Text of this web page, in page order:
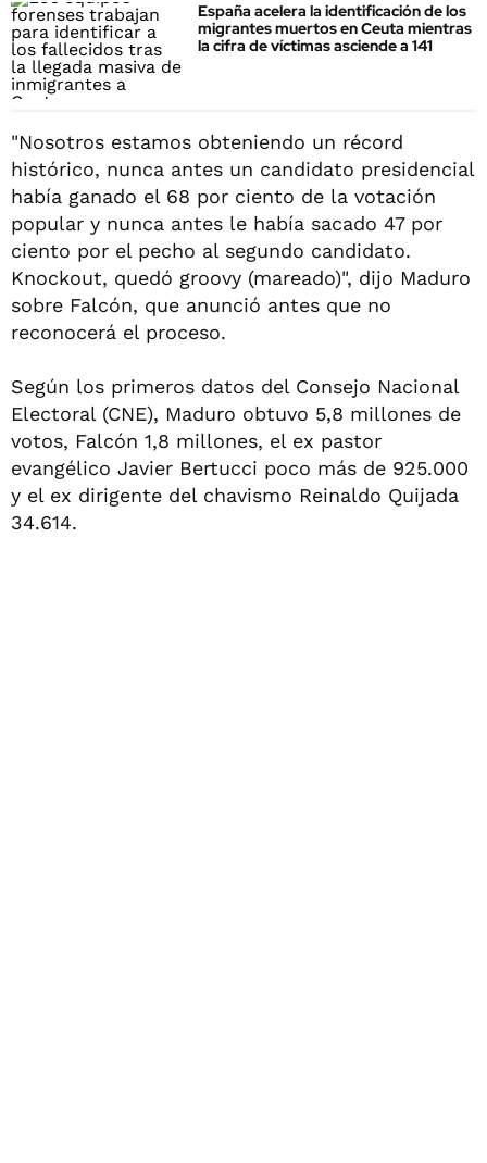
España acelera la identificación de los
migrantes muertos en Ceuta mientras
la cifra de víctimas asciende a 141
"Nosotros estamos obteniendo un récord
histórico, nunca antes un candidato presidencial
había ganado el 68 por ciento de la votación
popular y nunca antes le había sacado 47 por
ciento por el pecho al segundo candidato.
Knockout, quedó groovy (mareado)", dijo Maduro
sobre Falcón, que anunció antes que no
reconocerá el proceso.
Según los primeros datos del Consejo Nacional
Electoral (CNE), Maduro obtuvo 5,8 millones de
votos, Falcón 1,8 millones, el ex pastor
evangélico Javier Bertucci poco más de 925.000
y el ex dirigente del chavismo Reinaldo Quijada
34.614.